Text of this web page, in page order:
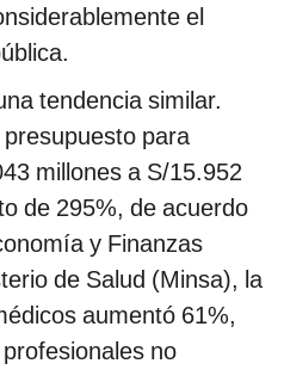
el
tendencia similar.
para
millones a S/15.952
de 295%, de acuerdo
y Finanzas
de Salud (Minsa), la
aumentó 61%,
no